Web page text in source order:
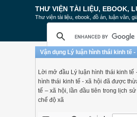
THƯ VIỆN TÀI LIỆU, EBOOK,
Thư viện tài liệu, ebook, đồ án, luận văn,
Vận dụng Lý luận hình thái kinh tế
Lời mở đầu Lý luận hình thái kinh
hình thái kinh tế - xã hội đã được
tế – xã hội, lần đầu tiên trong lịch
chế độ xã